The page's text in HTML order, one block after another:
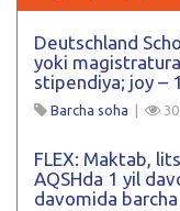
Deutschland
yoki
stipendiya; joy –
Barcha soha |
FLEX: Maktab,
AQSHda 1 yil
davomida